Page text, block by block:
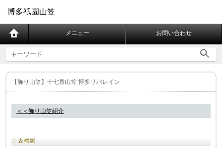
博多祇園山笠
メニュー お問い合わせ
【飾り山笠】十七番山笠 博多リバレイン
＜＜飾り山笠紹介